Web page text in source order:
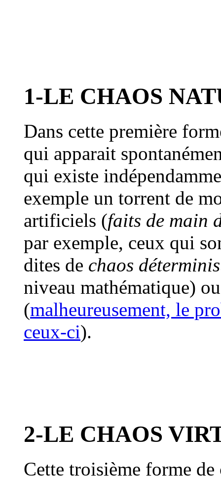
1-LE CHAOS
Dans cette première
qui apparait
qui existe
exemple un torrent de
artificiels (faits de main
par exemple, ceux qui
dites de chaos
niveau mathématique)
(malheureusement, le
ceux-ci).
2-LE CHAOS
Cette troisième forme